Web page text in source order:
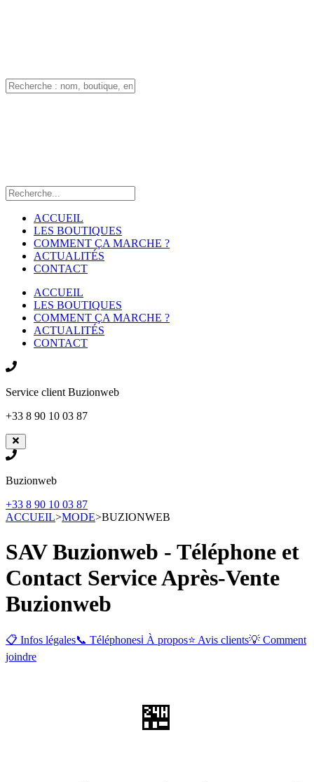
ACCUEIL
LES BOUTIQUES
COMMENT ÇA MARCHE ?
ACTUALITÉS
CONTACT
ACCUEIL
LES BOUTIQUES
COMMENT ÇA MARCHE ?
ACTUALITÉS
CONTACT
Service client Buzionweb
+33 8 90 10 03 87
Buzionweb
+33 8 90 10 03 87
ACCUEIL>MODE>BUZIONWEB
SAV Buzionweb - Téléphone et
Contact Service Après-Vente
Buzionweb
📋 Infos légales📞 Téléphonesℹ️ À propos⭐ Avis clients💡 Comment
joindre
🏪